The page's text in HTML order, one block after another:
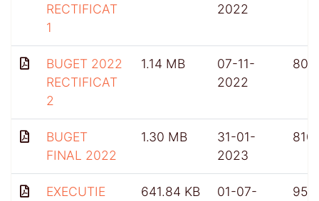
RECTIFICAT
1
2022
BUGET 2022
RECTIFICAT
2
1.14 MB
07-11-
2022
809
BUGET
FINAL 2022
1.30 MB
31-01-
2023
810
EXECUTIE
641.84 KB
01-07-
952